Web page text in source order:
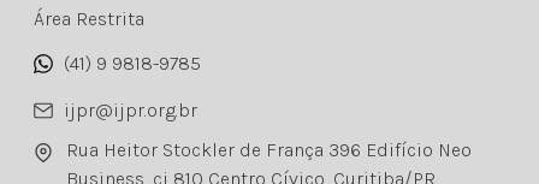
Área Restrita
(41) 9 9818-9785
ijpr@ijpr.org.br
Rua Heitor Stockler de França 396 Edifício Neo
Business, cj 810 Centro Cívico, Curitiba/PR